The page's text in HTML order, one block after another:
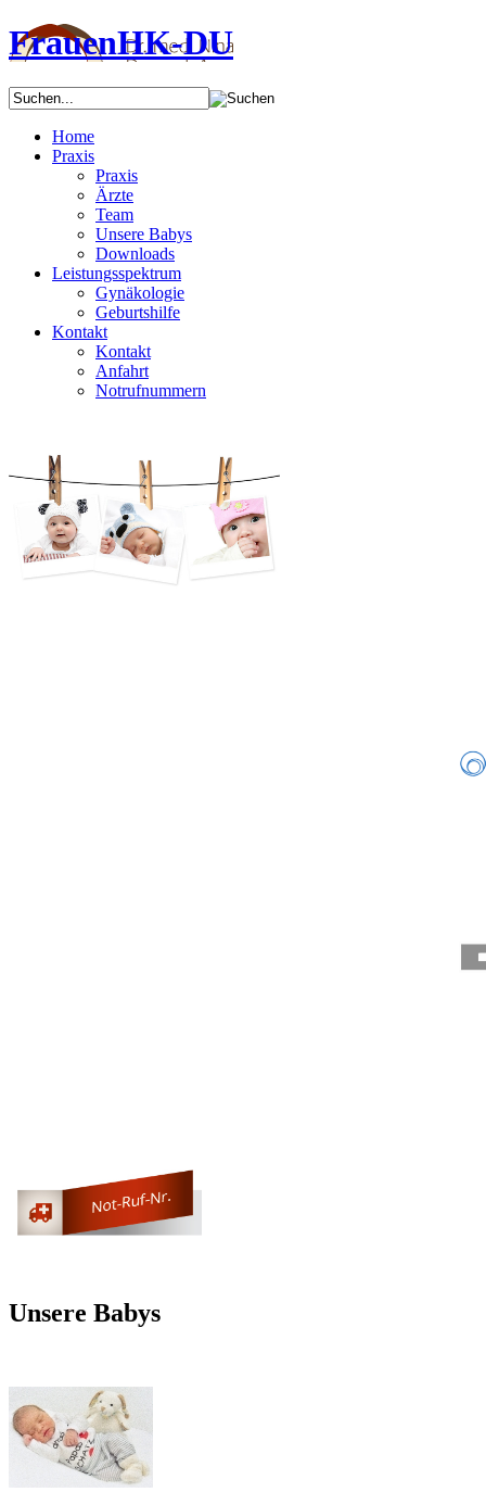
FrauenHK-DU
Home
Praxis
Praxis
Ärzte
Team
Unsere Babys
Downloads
Leistungsspektrum
Gynäkologie
Geburtshilfe
Kontakt
Kontakt
Anfahrt
Notrufnummern
Unsere Babys